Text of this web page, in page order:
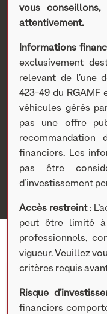
Nextstage AM >
participations>
accélère sa
20 JANVIER 2021
vous
attentivement.
Informations
exclusivement
relevant de l’une
423-49 du RGAMF
véhicules gérés
pas une offre
recommandation
financiers. Les
pas être
d’investissement
Accès restreint:
peut être limité à
professionnels,
vigueur. Veuillez
critères requis
Risque
financiers